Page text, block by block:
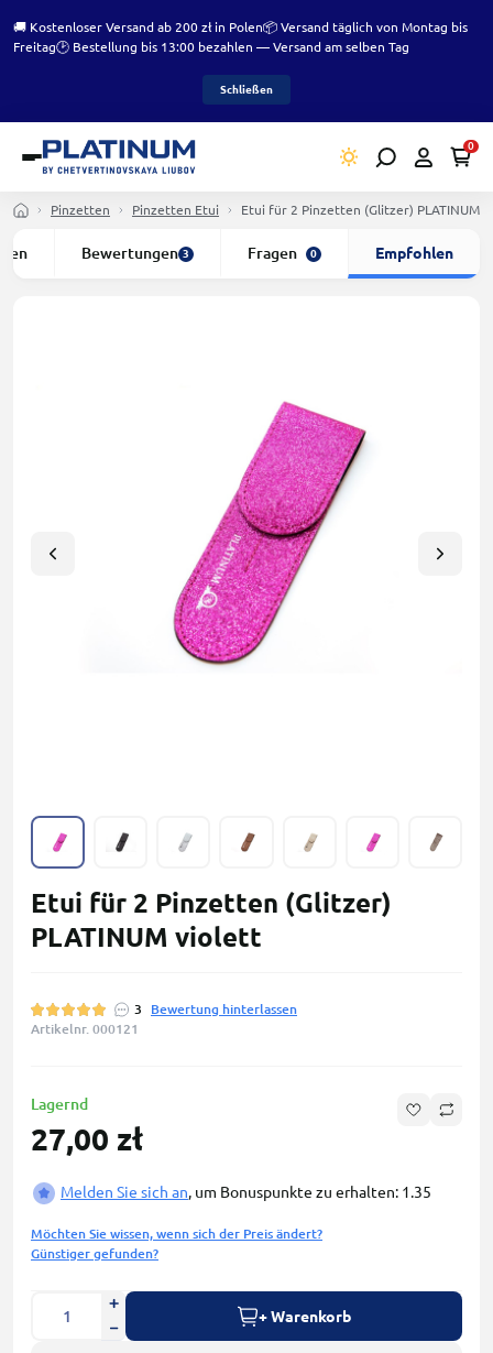
🚚 Kostenloser Versand ab 200 zł in Polen📦 Versand täglich von Montag bis
Freitag🕑 Bestellung bis 13:00 bezahlen — Versand am selben Tag
Schließen
0
Pinzetten Pinzetten Etui Etui für 2 Pinzetten (Glitzer) PLATINUM
Bewertungen 3 Fragen 0 Empfohlen
Etui für 2 Pinzetten (Glitzer)
PLATINUM violett
3
Bewertung hinterlassen
Artikelnr. 000121
Lagernd
27,00 zł
Melden Sie sich an, um Bonuspunkte zu erhalten: 1.35
Möchten Sie wissen, wenn sich der Preis ändert?
Günstiger gefunden?
+ Warenkorb